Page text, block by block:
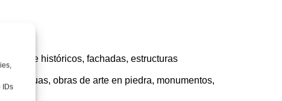
IDs
e históricos, fachadas, estructuras
estatuas, obras de arte en piedra, monumentos,